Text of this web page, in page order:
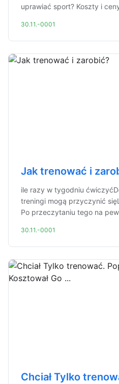
uprawiać sport? Koszty i
30.11.-0001
Jak trenować i
ile razy w tygodniu
treningi mogą przyczynić
Po przeczytaniu tego na
30.11.-0001
Chciał Tylko